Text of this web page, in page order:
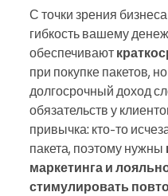
С точки зрения
гибкость вашему
обеспечивают
при покупке пакетов,
долгосрочный доход
обязательств у
привычка: кто-то
пакета, поэтому нужны
маркетинга и
стимулировать